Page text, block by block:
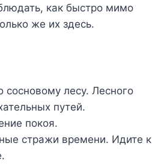
как быстро мимо
же их здесь.
сосновому лесу. Лесного
путей.
покоя.
стражи времени. Идите к